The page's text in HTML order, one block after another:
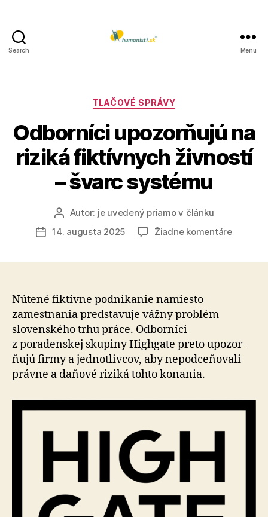
Search Menu
Kategórie
TLAČOVÉ SPRÁVY
Odborníci upozorňujú na
riziká fiktívnych živností
– švarc systému
Autor
článku
Autor: je uvedený priamo v článku
Dátum
14. augusta 2025 Žiadne komentárena
systému
Nútené fiktívne podnikanie namiesto
zamestnania predstavuje vážny problém
slovenského trhu práce. Odborníci
z poradenskej skupiny Highgate preto upo­zor­
ňu­jú firmy a jednotlivcov, aby nepodceňovali
právne a daňové riziká tohto konania.